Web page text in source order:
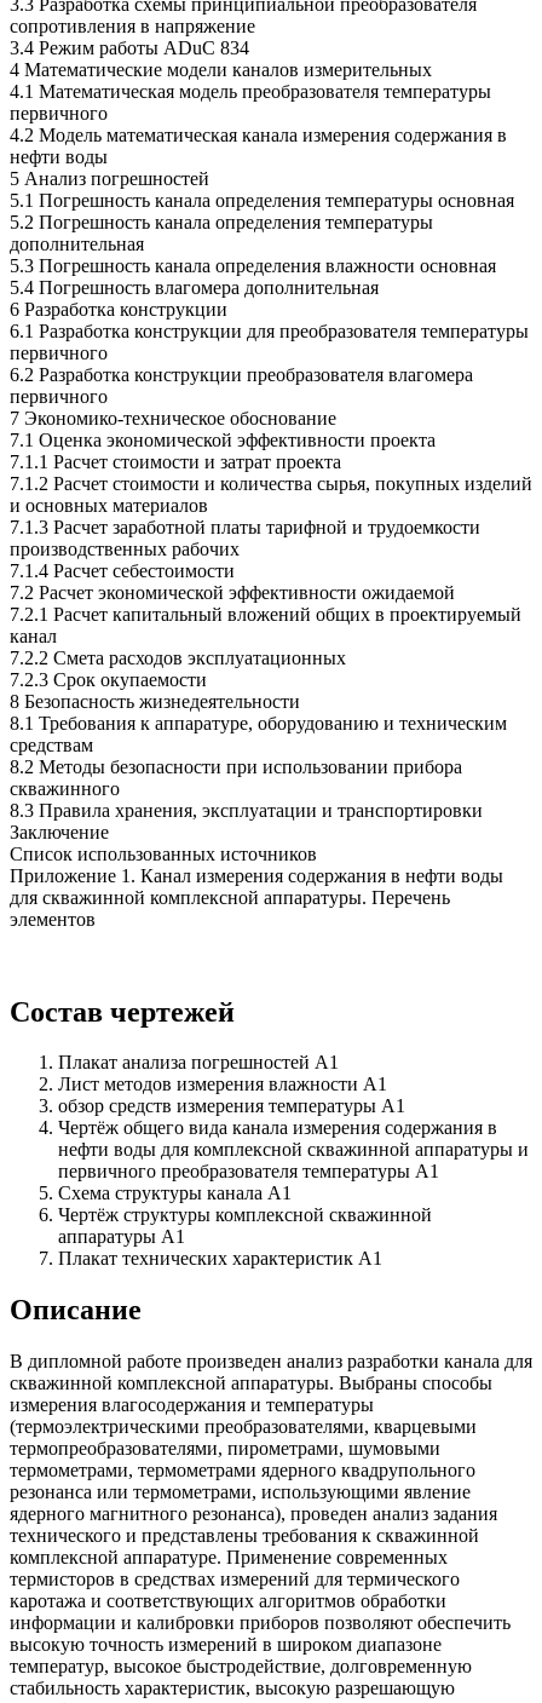
сопротивления в напряжение
3.4 Режим работы АDuС 834
4 Математические модели каналов измерительных
4.1 Математическая модель преобразователя температуры
первичного
4.2 Модель математическая канала измерения содержания в
нефти воды
5 Анализ погрешностей
5.1 Погрешность канала определения температуры основная
5.2 Погрешность канала определения температуры
дополнительная
5.3 Погрешность канала определения влажности основная
5.4 Погрешность влагомера дополнительная
6 Разработка конструкции
6.1 Разработка конструкции для преобразователя температуры
первичного
6.2 Разработка конструкции преобразователя влагомера
первичного
7 Экономико-техническое обоснование
7.1 Оценка экономической эффективности проекта
7.1.1 Расчет стоимости и затрат проекта
7.1.2 Расчет стоимости и количества сырья, покупных изделий
и основных материалов
7.1.3 Расчет заработной платы тарифной и трудоемкости
производственных рабочих
7.1.4 Расчет себестоимости
7.2 Расчет экономической эффективности ожидаемой
7.2.1 Расчет капитальный вложений общих в проектируемый
канал
7.2.2 Смета расходов эксплуатационных
7.2.3 Срок окупаемости
8 Безопасность жизнедеятельности
8.1 Требования к аппаратуре, оборудованию и техническим
средствам
8.2 Методы безопасности при использовании прибора
скважинного
8.3 Правила хранения, эксплуатации и транспортировки
Заключение
Список использованных источников
Приложение 1. Канал измерения содержания в нефти воды
для скважинной комплексной аппаратуры. Перечень
элементов
Состав чертежей
Плакат анализа погрешностей А1
Лист методов измерения влажности А1
обзор средств измерения температуры А1
Чертёж общего вида канала измерения содержания в
нефти воды для комплексной скважинной аппаратуры и
первичного преобразователя температуры А1
Схема структуры канала А1
Чертёж структуры комплексной скважинной
аппаратуры А1
Плакат технических характеристик А1
Описание
В дипломной работе произведен анализ разработки канала для
скважинной комплексной аппаратуры. Выбраны способы
измерения влагосодержания и температуры
(термоэлектрическими преобразователями, кварцевыми
термопреобразователями, пирометрами, шумовыми
термометрами, термометрами ядерного квадрупольного
резонанса или термометрами, использующими явление
ядерного магнитного резонанса), проведен анализ задания
технического и представлены требования к скважинной
комплексной аппаратуре. Применение современных
термисторов в средствах измерений для термического
каротажа и соответствующих алгоритмов обработки
информации и калибровки приборов позволяют обеспечить
высокую точность измерений в широком диапазоне
температур, высокое быстродействие, долговременную
стабильность характеристик, высокую разрешающую